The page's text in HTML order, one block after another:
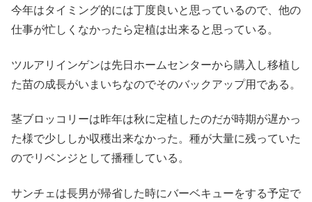
今年はタイミング的には丁度良いと思っているので、他の
仕事が忙しくなかったら定植は出来ると思っている。
ツルアリインゲンは先日ホームセンターから購入し移植し
た苗の成長がいまいちなのでそのバックアップ用である。
茎ブロッコリーは昨年は秋に定植したのだが時期が遅かっ
た様で少ししか収穫出来なかった。種が大量に残っていた
のでリベンジとして播種している。
サンチェは長男が帰省した時にバーベキューをする予定で